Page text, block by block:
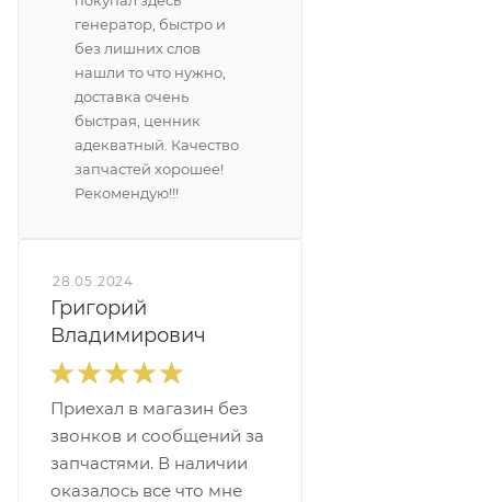
генератор, быстро и
без лишних слов
нашли то что нужно,
доставка очень
быстрая, ценник
адекватный. Качество
запчастей хорошее!
Рекомендую!!!
28.05.2024
Григорий
Владимирович
Приехал в магазин без
звонков и сообщений за
запчастями. В наличии
оказалось все что мне